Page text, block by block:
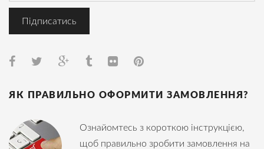
ЯК ПРАВИЛЬНО ОФОРМИТИ ЗАМОВЛЕННЯ?
Ознайомтесь з короткою інструкцією,
щоб правильно зробити замовлення на